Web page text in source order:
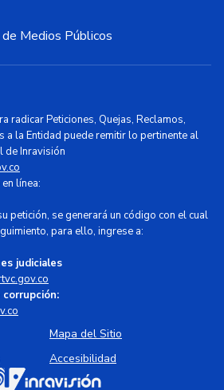
Medios Públicos
radicar Peticiones, Quejas, Reclamos,
a la Entidad puede remitir lo pertinente al
de Inravisión
línea:
petición, se generará un código con el cual
para ello, ingrese a:
judiciales
Mapa del Sitio
Accesibilidad